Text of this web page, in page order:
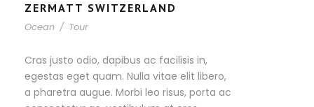
ZERMATT SWITZERLAND
Ocean / Tour
Cras justo odio, dapibus ac facilisis in,
egestas eget quam. Nulla vitae elit libero,
a pharetra augue. Morbi leo risus, porta ac